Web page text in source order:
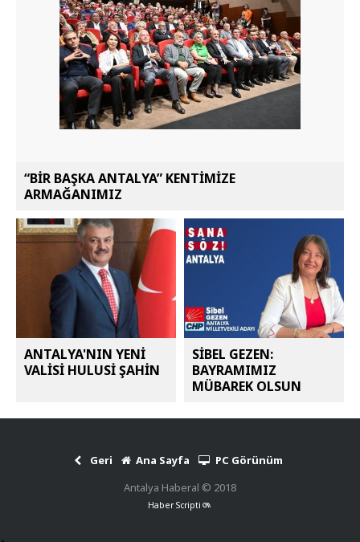
“BİR BAŞKA ANTALYA” KENTİMİZE
ARMAĞANIMIZ
ANTALYA'NIN YENİ
VALİSİ HULUSİ ŞAHİN
SİBEL GEZEN:
BAYRAMIMIZ
MÜBAREK OLSUN
Geri Ana Sayfa
PC Görünüm
Antalya Haberal © 2018
Haber Scripti